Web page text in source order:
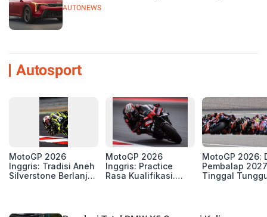
AUTONEWS
Autosport
MotoGP 2026
Inggris: Tradisi Aneh
Silverstone Berlanjut,
MotoGP 2026
Inggris: Practice
Rasa Kualifikasi.
Silverstone!
MotoGP 2026:
Pembalap
Tinggal